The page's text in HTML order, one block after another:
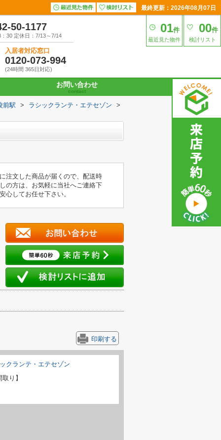
最終更新：2026年08月07日
50-1177
30 定休日：7/13～7/14
入居者対応窓口
0120-073-994
(24時間 365日対応)
01件
最近見た物件
00件
検討リスト
お問い合わせ
contact
前駅 > ラシックランテ・エテセゾン >
注文した商品が届くので、配送時
の方は、お気軽に当社へご連絡下
心してお任せ下さい。
印刷する
り】